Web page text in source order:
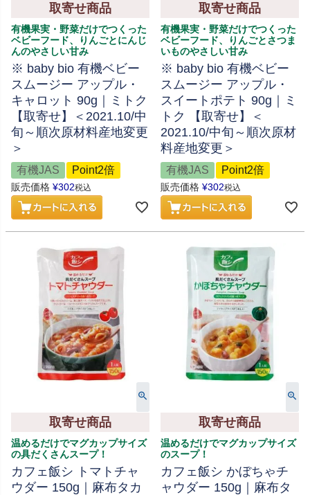
取寄せ商品
有機果実・野菜だけでつくった
ベビーフード、りんごとにんじ
んのやさしい甘み
※ baby bio 有機ベビー
スムージー アップル・
キャロット 90g｜ミトク
【取寄せ】＜2021.10/中
旬～順次原材料産地変更
＞
有機JAS Point2倍
販売価格 ¥302税込
取寄せ商品
有機果実・野菜だけでつくった
ベビーフード、りんごとさつま
いものやさしい甘み
※ baby bio 有機ベビー
スムージー アップル・
スイートポテト 90g｜ミ
トク 【取寄せ】＜
2021.10/中旬～順次原材
料産地変更＞
有機JAS Point2倍
販売価格 ¥302税込
取寄せ商品
温めるだけでマグカップサイズ
の具だくさんスープ！
カフェ飯シ トマトチャ
ウダー 150g｜麻布タカ
取寄せ商品
温めるだけでマグカップサイズ
のスープ！
カフェ飯シ かぼちゃチ
ャウダー 150g｜麻布タ